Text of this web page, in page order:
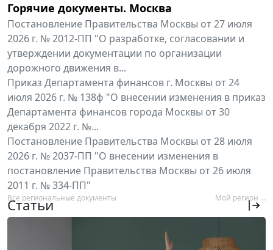
Горячие документы. Москва
Постановление Правительства Москвы от 27 июля
2026 г. № 2012-ПП "О разработке, согласовании и
утверждении документации по организации
дорожного движения в...
Приказ Департамента финансов г. Москвы от 24
июля 2026 г. № 138ф "О внесении изменения в приказ
Департамента финансов города Москвы от 30
декабря 2022 г. №...
Постановление Правительства Москвы от 28 июля
2026 г. № 2037-ПП "О внесении изменения в
постановление Правительства Москвы от 26 июля
2011 г. № 334-ПП"
Все региональные документы Мой регион ...
Статьи